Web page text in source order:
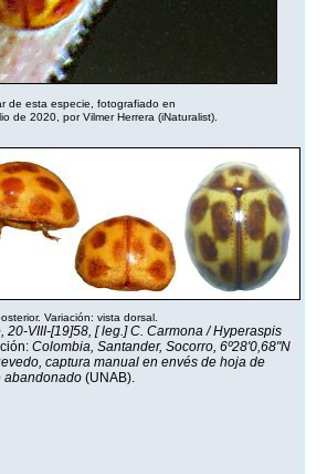
de esta especie, fotografiado en
de 2020, por Vilmer Herrera (iNaturalist).
Variación: vista dorsal.
VIII-[19]58, [ leg.] C. Carmona / Hyperaspis
Colombia, Santander, Socorro, 6º28'0,68"N
captura manual en envés de hoja de
abandonado (UNAB).